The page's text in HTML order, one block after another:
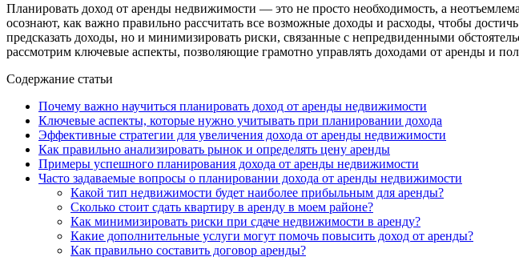
Планировать доход от аренды недвижимости — это не просто необходимость, а
осознают, как важно правильно рассчитать все возможные доходы и расходы, чтобы
предсказать доходы, но и минимизировать риски, связанные с непредвиденными
рассмотрим ключевые аспекты, позволяющие грамотно управлять доходами от аренды и
Содержание статьи
Почему важно научиться планировать доход от аренды недвижимости
Ключевые аспекты, которые нужно учитывать при планировании дохода
Эффективные стратегии для увеличения дохода от аренды недвижимости
Как правильно анализировать рынок и определять цену аренды
Примеры успешного планирования дохода от аренды недвижимости
Часто задаваемые вопросы о планировании дохода от аренды недвижимости
Какой тип недвижимости будет наиболее прибыльным для аренды?
Сколько стоит сдать квартиру в аренду в моем районе?
Как минимизировать риски при сдаче недвижимости в аренду?
Какие дополнительные услуги могут помочь повысить доход от аренды?
Как правильно составить договор аренды?